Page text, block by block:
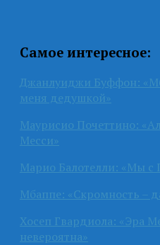
Самое интересное:
Джанлуиджи Буффон:
меня дедушкой»
Маурисио Почеттино:
Месси»
Марио Балотелли: «Мы с
Мбаппе: «Скромность –
Хосеп Гвардиола: «Эра
невероятна»